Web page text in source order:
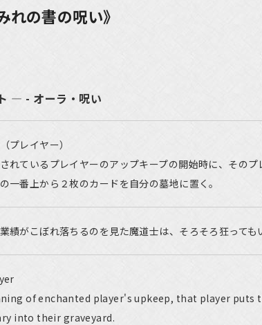
れの書の呪い》
― - オーラ・呪い
プレイヤー）
れているプレイヤーのアップキープの開始時に、そのプ
一番上から２枚のカードを自分の墓地に置く。
績がこぼれ落ちるのを見た魔道士は、そろそろ狂っても
of enchanted player's upkeep, that player puts
into their graveyard.